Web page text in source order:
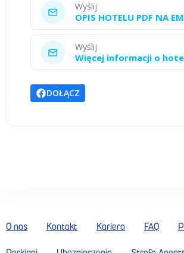
Wyślij
OPIS HOTELU PDF NA
Wyślij
Więcej informacji o
DOŁĄCZ
O nas Kontakt Kariera FAQ